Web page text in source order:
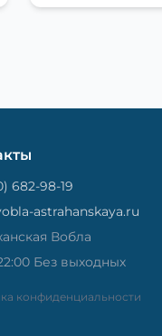
682-98-19
astrahanskaya.ru
Вобла
Без выходных
конфиденциальности